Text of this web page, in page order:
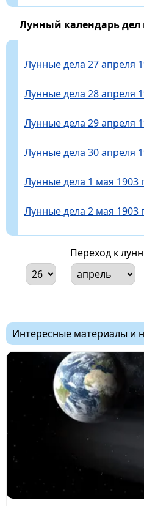
Лунный календарь
Лунные дела 27 апреля
Лунные дела 28 апреля
Лунные дела 29 апреля
Лунные дела 30 апреля
Лунные дела 1 мая 1903
Лунные дела 2 мая 1903
Переход к
Интересные материалы и